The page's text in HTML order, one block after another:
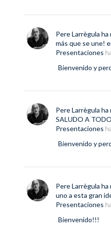
Pere Larrègula ha
más que se une!
Presentaciones
Bienvenido y
Pere Larrègula ha
SALUDO A
Presentaciones
Bienvenido y
Pere Larrègula ha
uno a esta gran
Presentaciones
Bienvenido!!!